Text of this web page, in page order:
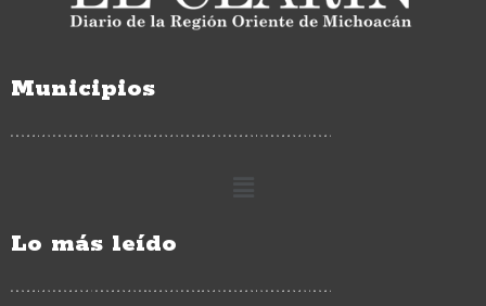
Municipios
Lo más leído